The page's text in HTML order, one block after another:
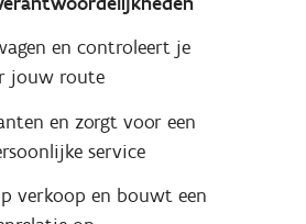
en controleert je
jouw route
en zorgt voor een
service
verkoop en bouwt een